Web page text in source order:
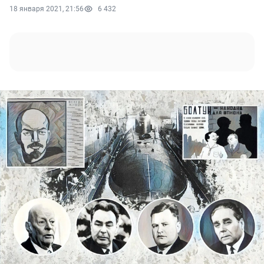
18 января 2021, 21:56 6 432